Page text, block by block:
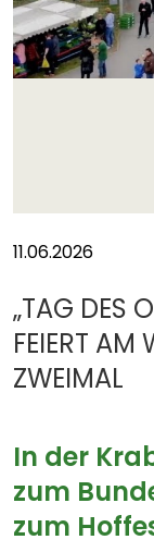
11.06.2026
„TAG DES
FEIERT AM
ZWEIMAL
In der
zum
zum